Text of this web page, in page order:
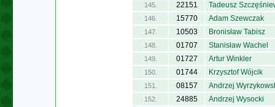
145. 22151 Tadeusz
146. 15770 Adam Szewczak
147. 10503 Bronisław Tabisz
148. 01707 Stanisław Wachel
149. 01727 Artur Winkler
150. 01744 Krzysztof Wójcik
151. 08157 Andrzej
152. 24885 Andrzej Wysocki